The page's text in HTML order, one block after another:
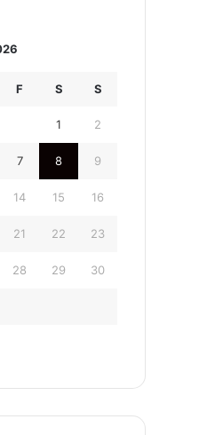
F S S
1 2
7 8 9
14 15 16
21 22 23
28 29 30